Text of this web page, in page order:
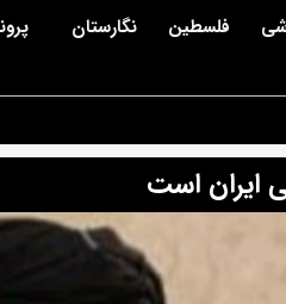
فلسطین نگارستان
ایران است